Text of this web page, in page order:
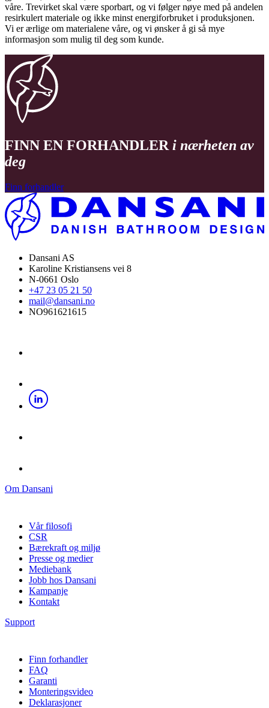
våre. Trevirket skal være sporbart, og vi følger nøye med på andelen
resirkulert materiale og ikke minst energiforbruket i produksjonen.
Vi er ærlige om materialene våre, og vi ønsker å gi så mye
informasjon som mulig til deg som kunde.
FINN EN FORHANDLER i nærheten av
deg
Finn forhandler
Dansani AS
Karoline Kristiansens vei 8
N-0661 Oslo
+47 23 05 21 50
mail@dansani.no
NO961621615
Om Dansani
Vår filosofi
CSR
Bærekraft og miljø
Presse og medier
Mediebank
Jobb hos Dansani
Kampanje
Kontakt
Support
Finn forhandler
FAQ
Garanti
Monteringsvideo
Deklarasjoner